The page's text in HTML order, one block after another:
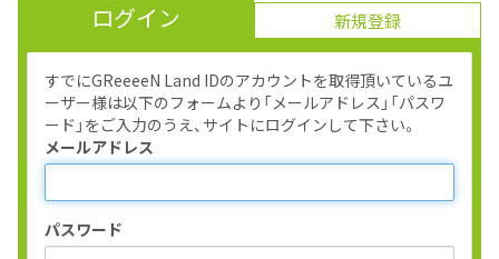
ログイン 新規登録
すでにGReeeeN Land IDのアカウントを取得頂いているユ
ーザー様は以下のフォームより「メールアドレス」「パスワ
ード」をご入力のうえ、サイトにログインして下さい。
メールアドレス
パスワード